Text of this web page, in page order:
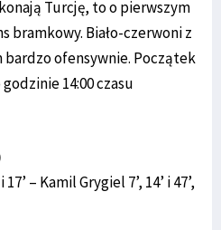
Turcję, to o pierwszym
bramkowy. Biało-czerwoni z
bardzo ofensywnie. Początek
14:00 czasu
– Kamil Grygiel 7’, 14’ i 47’,